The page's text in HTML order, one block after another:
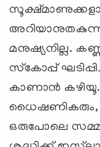
മനുഷ്യനില്ല.
സ്‌കോപ്പ്
കാണാന്‍ കഴിയൂ.
ധൈഷണികരും,
ഒരുപോലെ